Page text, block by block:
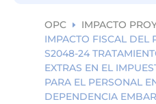
OPC E IMPACTO
IMPACTO FISCAL DEL
S2048-24
EXTRAS EN EL
PARA EL PERSONAL
DEPENDENCIA